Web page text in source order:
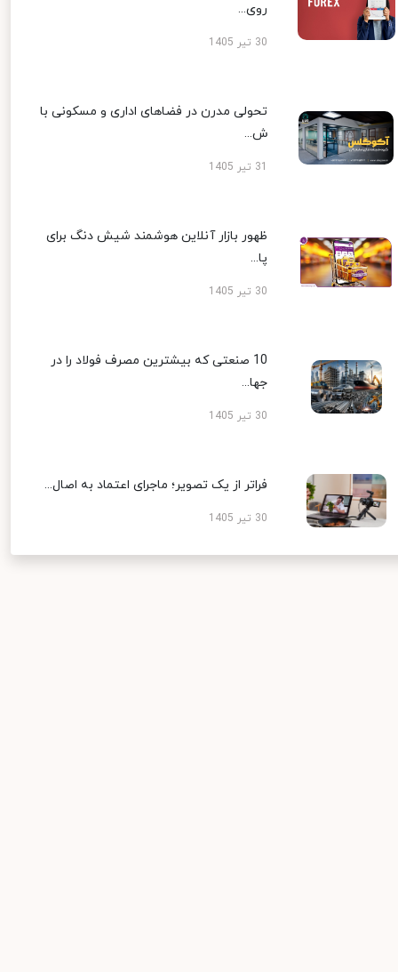
روی...
30 تیر 1405
تحولی مدرن در فضاهای اداری و مسکونی با
ش...
ظهور بازار آنلاین هوشمند شیش دنگ برای
پا...
30 تیر 1405
10 صنعتی که بیشترین مصرف فولاد را در
جها...
30 تیر 1405
فراتر از یک تصویر؛ ماجرای اعتماد به اصال...
30 تیر 1405